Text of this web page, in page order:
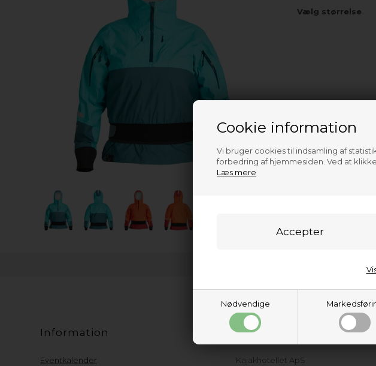
Cookie information
Vi bruger cookies til indsamling af
forbedring af hjemmesiden. Ved at
Læs mere
Nødvendige
Vælg størrelse
Information
Eventkalender
Kundeservice
Kajakhotellet ApS